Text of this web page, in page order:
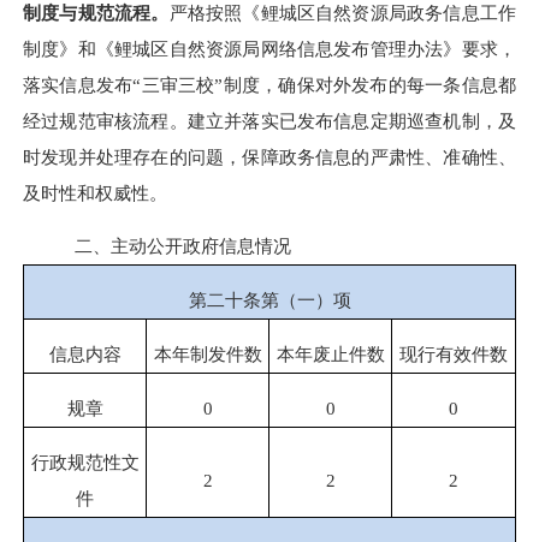
制度与规范流程。 严格按照《鲤城区自然资源局政务信息工作
制度》和《鲤城区自然资源局网络信息发布管理办法》要求，
落实信息发布“三审三校”制度，确保对外发布的每一条信息都
经过规范审核流程。建立并落实已发布信息定期巡查机制，及
时发现并处理存在的问题，保障政务信息的严肃性、准确性、
及时性和权威性。
二、主动公开政府信息情况
第二十条第（一）项
信息内容 本年制发件数 本年废止件数 现行有效件数
规章 0 0 0
行政规范性文
件
2 2 2